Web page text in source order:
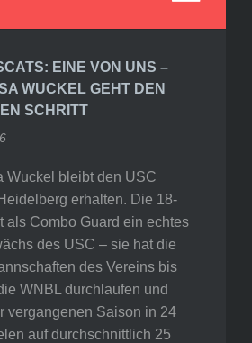
EINE VON UNS –
WUCKEL GEHT DEN
SCHRITT
Wuckel bleibt den USC
erhalten. Die 18-
als Combo Guard ein echtes
des USC – sie hat die
des Vereins bis
WNBL durchlaufen und
vergangenen Saison in 24
auf durchschnittlich 25